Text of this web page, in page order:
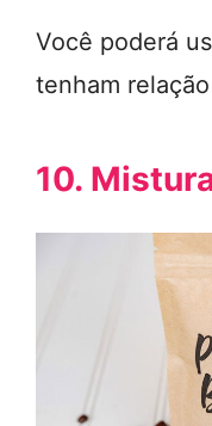
Você poderá
tenham
10.